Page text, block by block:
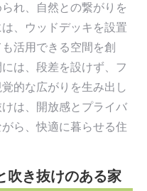
れ、自然との繋がりを
、ウッドデッキを設置
活用できる空間を創
は、段差を設けず、フ
的な広がりを生み出し
は、開放感とプライバ
ら、快適に暮らせる住
吹き抜けのある家